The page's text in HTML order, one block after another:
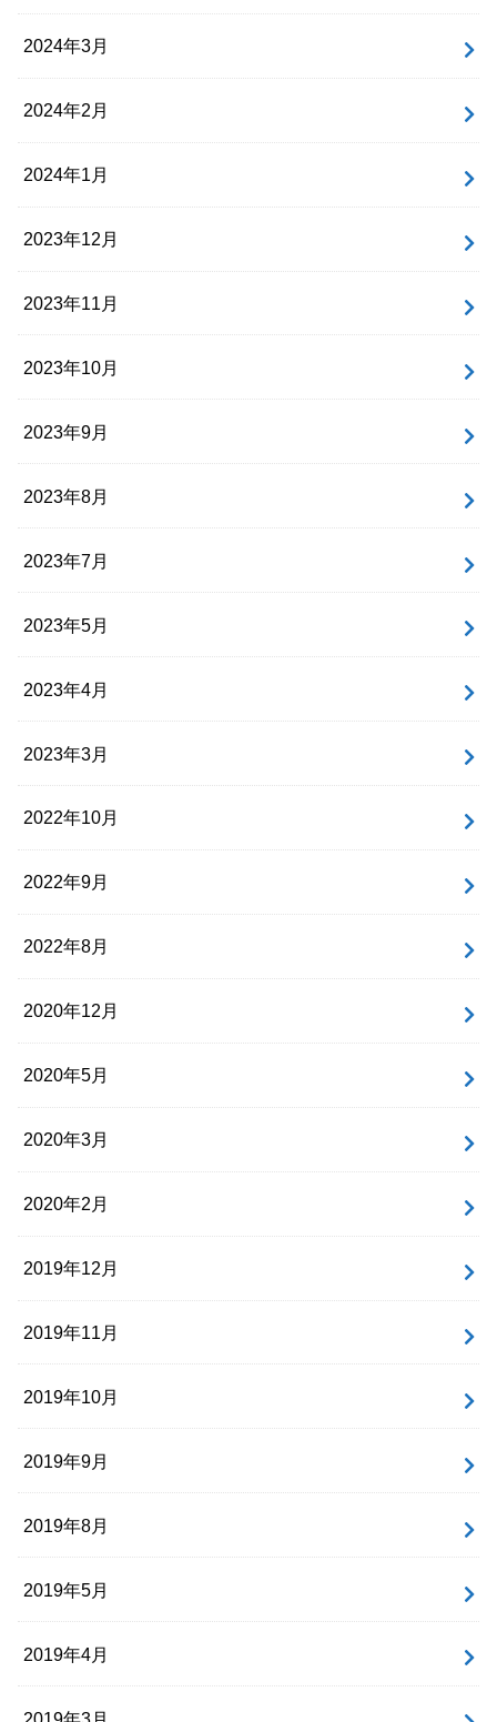
2024年3月
2024年2月
2024年1月
2023年12月
2023年11月
2023年10月
2023年9月
2023年8月
2023年7月
2023年5月
2023年4月
2023年3月
2022年10月
2022年9月
2022年8月
2020年12月
2020年5月
2020年3月
2020年2月
2019年12月
2019年11月
2019年10月
2019年9月
2019年8月
2019年5月
2019年4月